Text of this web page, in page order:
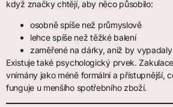
když značky chtějí, aby něco působilo:
osobně spíše než průmyslově
lehce spíše než těžké balení
zaměřené na dárky, aniž by
Existuje také psychologický prvek.
vnímány jako méně formální a přístupnější,
funguje u menšího spotřebního zboží.